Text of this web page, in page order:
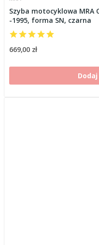
Szyba motocyklowa MRA
-1995, forma SN, czarna
669,00 zł